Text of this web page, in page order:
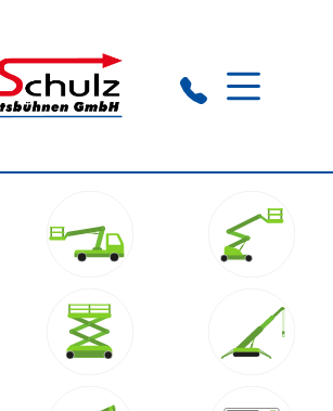
Rathenow:+49 (0) 33 85 503 166